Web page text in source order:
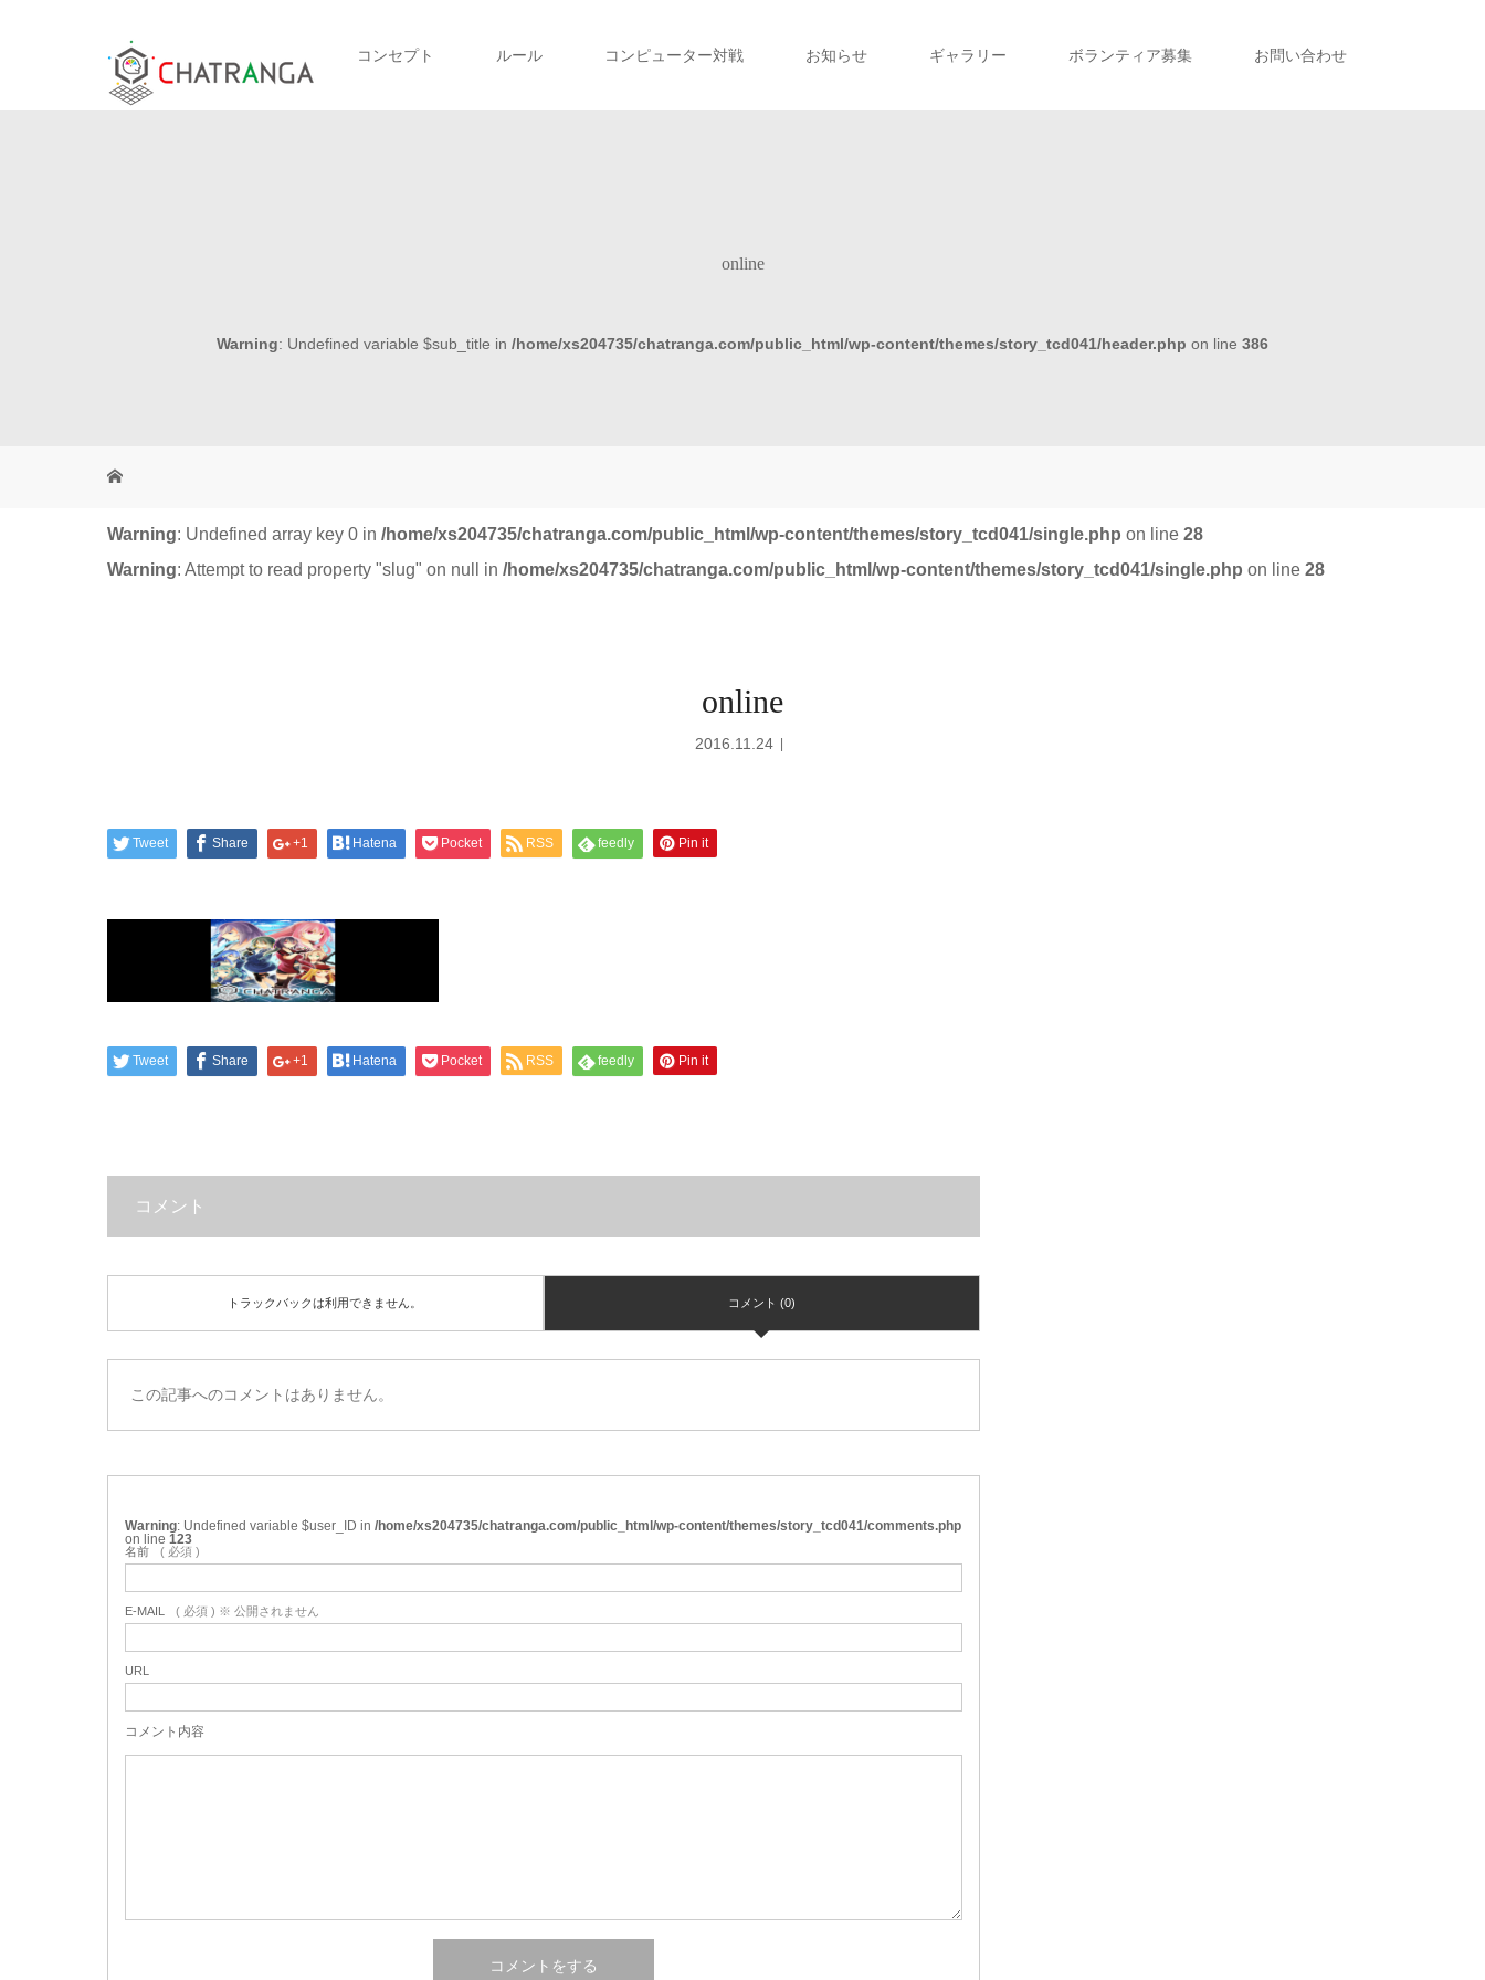
コンセプト ルール コンピューター対戦 お知らせ ギャラリー ボランティア募集 お問い合わせ
online
Warning: Undefined variable $sub_title in /home/xs204735/chatranga.com/public_html/wp-content/themes/story_tcd041/header.php on line 386
Warning: Undefined array key 0 in /home/xs204735/chatranga.com/public_html/wp-content/themes/story_tcd041/single.php on line 28
Warning: Attempt to read property "slug" on null in /home/xs204735/chatranga.com/public_html/wp-content/themes/story_tcd041/single.php on line 28
online
2016.11.24
Tweet Share +1 Hatena Pocket RSS feedly Pin it
Tweet Share +1 Hatena Pocket RSS feedly Pin it
コメント
トラックバックは利用できません。 コメント (0)
この記事へのコメントはありません。
Warning : Undefined variable $user_ID in /home/xs204735/chatranga.com/public_html/wp-content/themes/story_tcd041/comments.php
on line 123
名前 ( 必須 )
E-MAIL ( 必須 ) ※ 公開されません
URL
コメント内容